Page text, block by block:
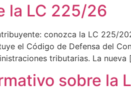
la LC 225/26
conozca la LC 225/
el Código de Defensa del
tributarias. La nueva
sobre la